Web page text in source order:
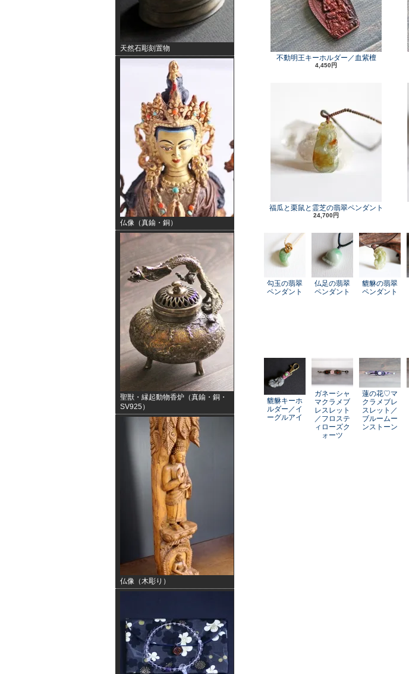
天然石彫刻置物
仏像（真鍮・銅）
聖獣・縁起動物香炉（真鍮・銅・
SV925）
仏像（木彫り）
不動明王キーホルダー／血紫檀
4,450円
福瓜と栗鼠と霊芝の翡翠ペンダント
24,700円
勾玉の翡翠
ペンダント
仏足の翡翠
ペンダント
貔貅の翡翠
ペンダント
貔貅キーホ
ルダー／イ
ーグルアイ
ガネーシャ
マクラメブ
レスレット
／フロステ
ィローズク
ォーツ
蓮の花♡マ
クラメブレ
スレット／
ブルームー
ンストーン